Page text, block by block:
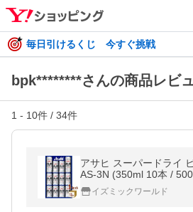
毎日引けるくじ 今すぐ挑戦
bpk********さんの商品レビ
1 - 10件 / 34件
アサヒ スーパードライ ビール ギフトセット
AS-3N (350ml 10本 /
イズミックワールド